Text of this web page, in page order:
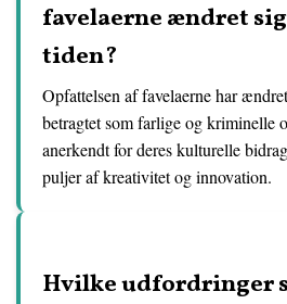
favelaerne ændret
tiden?
Opfattelsen af favelaerne har
betragtet som farlige og kriminelle
anerkendt for deres kulturelle
puljer af kreativitet og innovation.
Hvilke udfordringer